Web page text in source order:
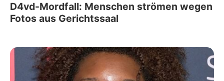
D4vd-Mordfall: Menschen strömen wegen
Fotos aus Gerichtssaal